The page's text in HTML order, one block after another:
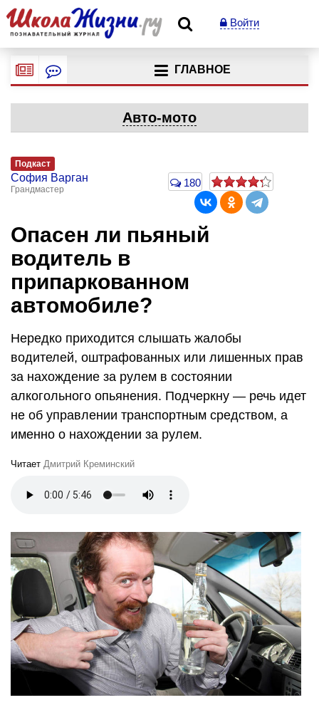
Войти
ГЛАВНОЕ
Авто-мото
Подкаст
София Варган
Грандмастер
180
Опасен ли пьяный
водитель в
припаркованном
автомобиле?
Нередко приходится слышать жалобы
водителей, оштрафованных или лишенных прав
за нахождение за рулем в состоянии
алкогольного опьянения. Подчеркну — речь идет
не об управлении транспортным средством, а
именно о нахождении за рулем.
Читает Дмитрий Креминский